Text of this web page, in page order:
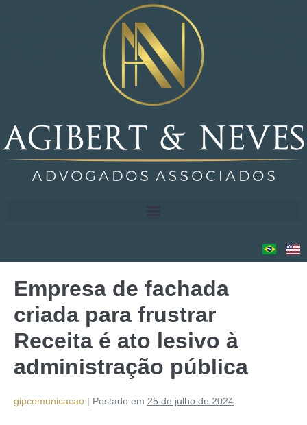
Empresa de fachada
criada para frustrar
Receita é ato lesivo à
administração pública
gipcomunicacao | Postado em 25 de julho de 2024